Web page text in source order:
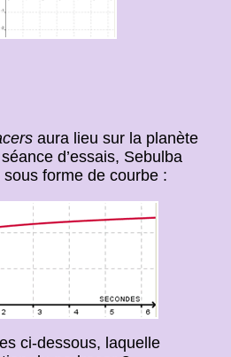
aura lieu sur la planète
d’essais, Sebulba
forme de courbe :
ci-dessous, laquelle